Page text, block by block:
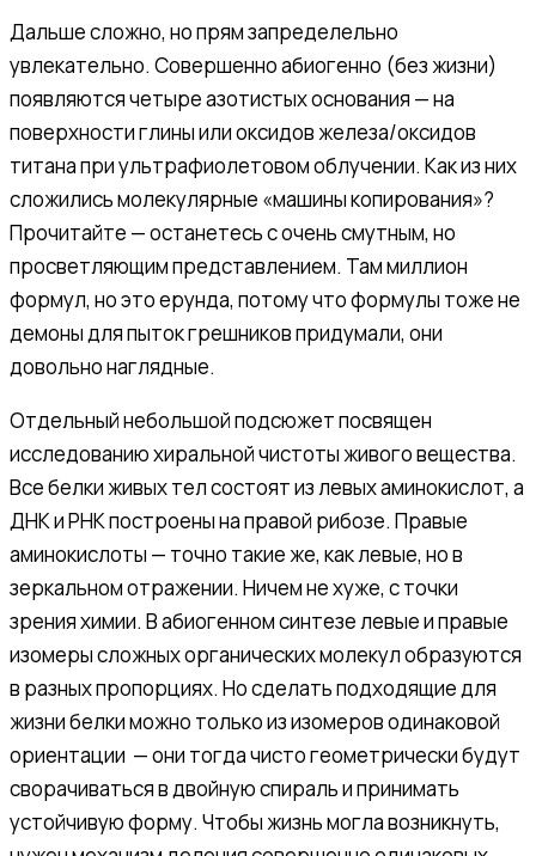
Дальше сложно, но прям запределельно
увлекательно. Совершенно абиогенно (без жизни)
появляются четыре азотистых основания — на
поверхности глины или оксидов железа/оксидов
титана при ультрафиолетовом облучении. Как из них
сложились молекулярные «машины копирования»?
Прочитайте — останетесь с очень смутным, но
просветляющим представлением. Там миллион
формул, но это ерунда, потому что формулы тоже не
демоны для пыток грешников придумали, они
довольно наглядные.
Отдельный небольшой подсюжет посвящен
исследованию хиральной чистоты живого вещества.
Все белки живых тел состоят из левых аминокислот, а
ДНК и РНК построены на правой рибозе. Правые
аминокислоты — точно такие же, как левые, но в
зеркальном отражении. Ничем не хуже, с точки
зрения химии. В абиогенном синтезе левые и правые
изомеры сложных органических молекул образуются
в разных пропорциях. Но сделать подходящие для
жизни белки можно только из изомеров одинаковой
ориентации — они тогда чисто геометрически будут
сворачиваться в двойную спираль и принимать
устойчивую форму. Чтобы жизнь могла возникнуть,